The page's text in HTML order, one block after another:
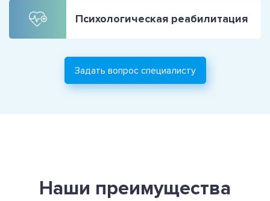
Психологическая реабилитация
Задать вопрос специалисту
Наши преимущества